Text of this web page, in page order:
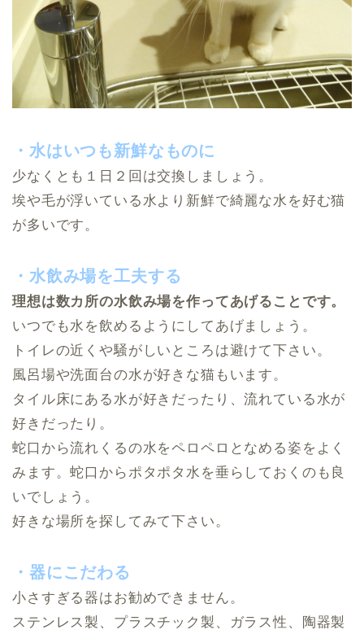
・水はいつも新鮮なものに
少なくとも１日２回は交換しましょう。
埃や毛が浮いている水より新鮮で綺麗な水を好む猫
が多いです。
・水飲み場を工夫する
理想は数カ所の水飲み場を作ってあげることです。
いつでも水を飲めるようにしてあげましょう。
トイレの近くや騒がしいところは避けて下さい。
風呂場や洗面台の水が好きな猫もいます。
タイル床にある水が好きだったり、流れている水が
好きだったり。
蛇口から流れくるの水をペロペロとなめる姿をよく
みます。蛇口からポタポタ水を垂らしておくのも良
いでしょう。
好きな場所を探してみて下さい。
・器にこだわる
小さすぎる器はお勧めできません。
ステンレス製、プラスチック製、ガラス性、陶器製